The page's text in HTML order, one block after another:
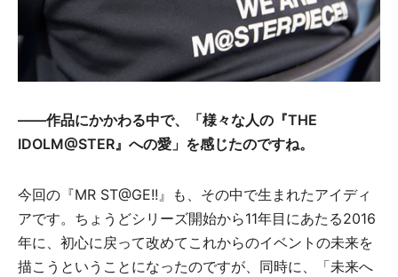
――作品にかかわる中で、「様々な人の『THE
IDOLM@STER』への愛」を感じたのですね。
今回の『MR ST@GE!!』も、その中で生まれたアイディ
アです。ちょうどシリーズ開始から11年目にあたる2016
年に、初心に戻って改めてこれからのイベントの未来を
描こうということになったのですが、同時に、「未来へ